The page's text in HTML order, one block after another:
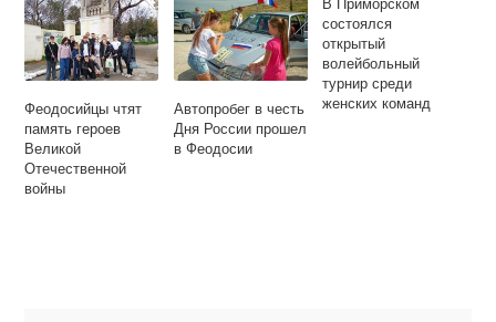
Феодосийцы чтят
память героев
Великой
Отечественной
войны
Автопробег в честь
Дня России прошел
в Феодосии
состоялся
открытый
волейбольный
турнир среди
женских команд